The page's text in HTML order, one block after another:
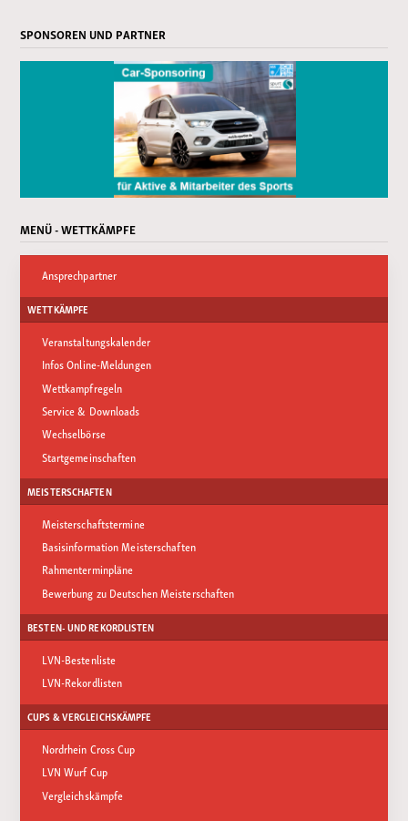
SPONSOREN UND PARTNER
MENÜ - WETTKÄMPFE
Ansprechpartner
WETTKÄMPFE
Veranstaltungskalender
Infos Online-Meldungen
Wettkampfregeln
Service & Downloads
Wechselbörse
Startgemeinschaften
MEISTERSCHAFTEN
Meisterschaftstermine
Basisinformation Meisterschaften
Rahmenterminpläne
Bewerbung zu Deutschen Meisterschaften
BESTEN- UND REKORDLISTEN
LVN-Bestenliste
LVN-Rekordlisten
CUPS & VERGLEICHSKÄMPFE
Nordrhein Cross Cup
LVN Wurf Cup
Vergleichskämpfe